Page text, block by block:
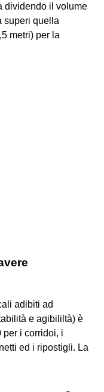
dividendo il volume
superi quella
metri) per la
adibiti ad
e agibililtà) è
per i corridoi, i
ed i ripostigli. La